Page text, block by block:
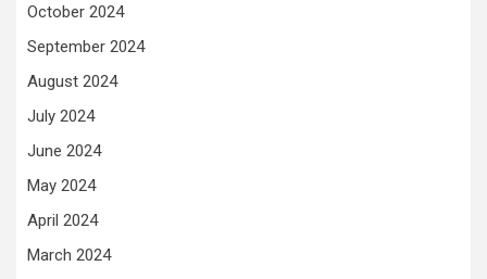
October 2024
September 2024
August 2024
July 2024
June 2024
May 2024
April 2024
March 2024